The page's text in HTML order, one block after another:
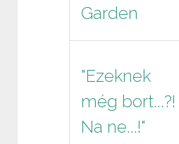
Garden
"Ezeknek
még bort...?!
Na ne...!"